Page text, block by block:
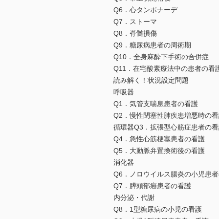
Q6．心タンポナーデ
Q7．ストーマ
Q8．脊髄損傷
Q9．糖尿病患者の周術期
Q10．全身麻酔下手術の合併症
Q11．在宅酸素療法中の患者の看
読み解く！状況設定問題
呼吸器
Q1．気管支喘息患者の看護
Q2．慢性閉塞性肺疾患増悪時の
循環器Q3．拡張型心筋症患者の
Q4．急性心筋梗塞患者の看護
Q5．大動脈弁置換術後の看護
消化器
Q6．ノロウイルス腸炎の小児患
Q7．膵頭部癌患者の看護
内分泌・代謝
Q8．1型糖尿病の小児の看護